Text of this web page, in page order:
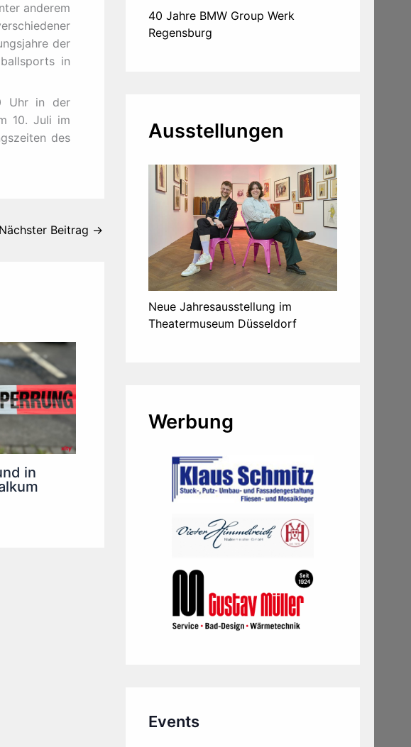
anderem
der
in
Uhr in der
10. Juli im
des
Nächster Beitrag →
in
40 Jahre BMW Group Werk
Regensburg
Ausstellungen
Neue Jahresausstellung im
Theatermuseum Düsseldorf
Werbung
Events